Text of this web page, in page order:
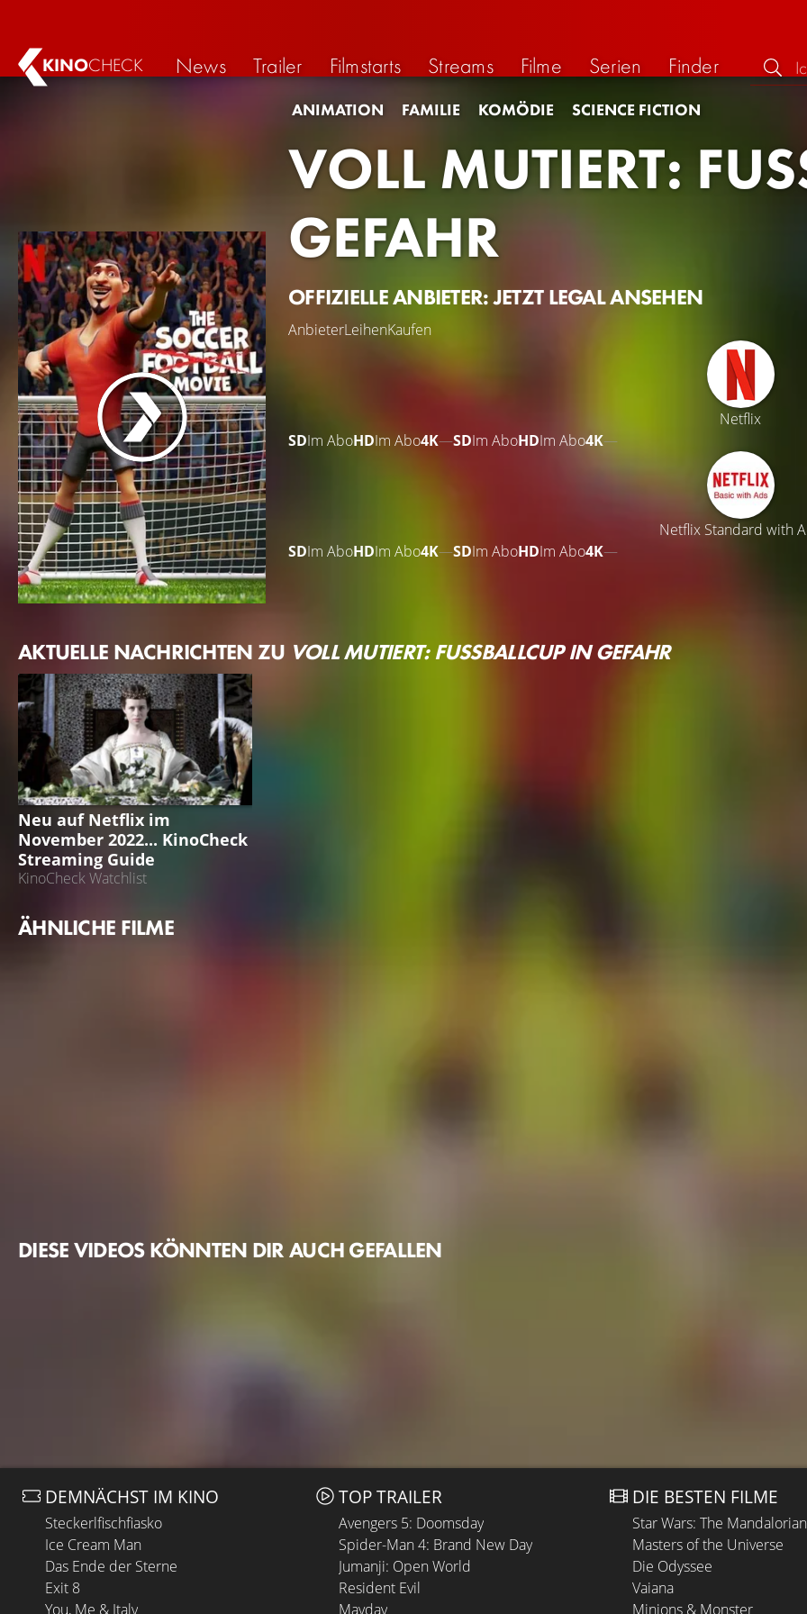
KINOCHECK News Trailer Filmstarts Streams Filme Serien Finder
ANIMATION FAMILIE KOMÖDIE SCIENCE FICTION
VOLL MUTIERT:
EFAHR
OFFIZIELLE ANBIETER: JETZT LEGAL ANSEHEN
AnbieterLeihenKaufen
Netflix
SDIm AboHDIm Abo4K—SDIm AboHDIm Abo4K—
Netflix Standard with
SDIm AboHDIm Abo4K—SDIm AboHDIm Abo4K—
AKTUELLE NACHRICHTEN ZU VOLL MUTIERT: FUSSBALLCUP IN GEFAHR
STREAMING GUIDE
Neu auf Netflix im
November 2022... KinoCheck
Streaming Guide
KinoCheck Watchlist
ÄHNLICHE FILME
DIESE VIDEOS KÖNNTEN DIR AUCH GEFALLEN
DEMNÄCHST IM KINO
Steckerlfischfiasko
Ice Cream Man
Das Ende der Sterne
Exit 8
You, Me & Italy
TOP TRAILER
Avengers 5: Doomsday
Spider-Man 4: Brand New Day
Jumanji: Open World
Resident Evil
Mayday
DIE BESTEN FILME
Star Wars: The
Masters of the Universe
Die Odyssee
Vaiana
Minions & Monster